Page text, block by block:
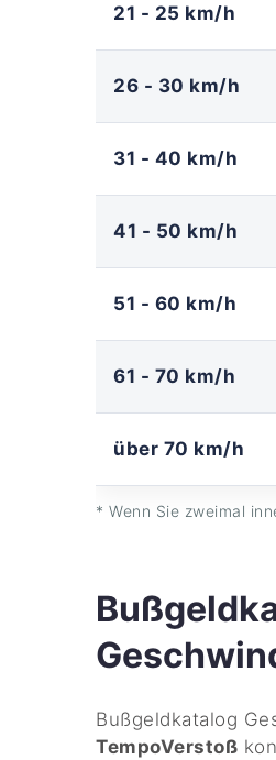
21 - 25 km/h
26 - 30 km/h
31 - 40 km/h
41 - 50 km/h
51 - 60 km/h
61 - 70 km/h
über 70 km/h
* Wenn Sie zweimal
Bußgeldkatalog
TempoVerstoß